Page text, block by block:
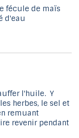
fécule de maïs
d'eau
l'huile. Y
herbes, le sel et
remuant
revenir pendant